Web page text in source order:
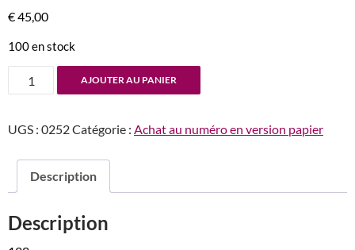
€45,00
100 en stock
quantité
de
(n°252)
AJOUTER AU PANIER
UGS : 0252Catégorie : Achat au numéro en version papier
Description
Description